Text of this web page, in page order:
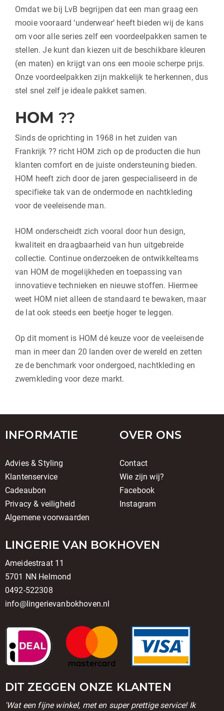
Omdat we bij LvB begrijpen dat een man graag een
mooie vooraard ‘underwear’ heeft bieden wij de kans
om voor alle series zelf een voordeelpakken samen te
stellen. Je kunt dan kiezen uit de beschikbare kleuren
(en maten) en krijgt van ons een mooie scherpe prijs.
Onze voordeelpakken zijn makkelijk te herkennen, dus
stel snel zelf je ideale pakket samen.
HOM ??
Sinds de oprichting in 1968 in het zuiden van
Frankrijk ?? richt HOM zich op de producten die hun
klanten comfort en de juiste ondersteuning bieden.
HOM heeft zich door de jaren gespecialiseerd in de
specifieke tak van de ondermode en nachtkleding
voor de veeleisende man.
HOM onderscheidt zich vooral door hun design,
kwaliteit en draagbaarheid van hun uitgebreide
collectie. Continue onderzoeken de ontwikkelteams
van HOM de mogelijkheden en toepassing van
innovatieve technieken en nieuwe stoffen. Hiermee
weet HOM niet alleen de standaard te bewaken, maar
de lat ook steeds een beetje hoger te leggen.
Op dit moment is HOM dé keuze voor de veeleisende
man in meer dan 20 landen over de wereld en zetten
ze de benchmark voor ondergoed, nachtkleding en
zwemkleding voor deze markt.
INFORMATIE
Advies & Styling
Klantenservice
Cadeaubon
Privacy & veiligheid
Algemene voorwaarden
OVER ONS
Contact
Wie zijn wij?
Facebook
Instagram
LINGERIE VAN BOKHOVEN
Ameidestraat 11
5701 NN Helmond
0492-522308
info@lingerievanbokhoven.nl
DIT ZEGGEN ONZE KLANTEN
'Wat een fijne winkel, met en super prettige service! Ik